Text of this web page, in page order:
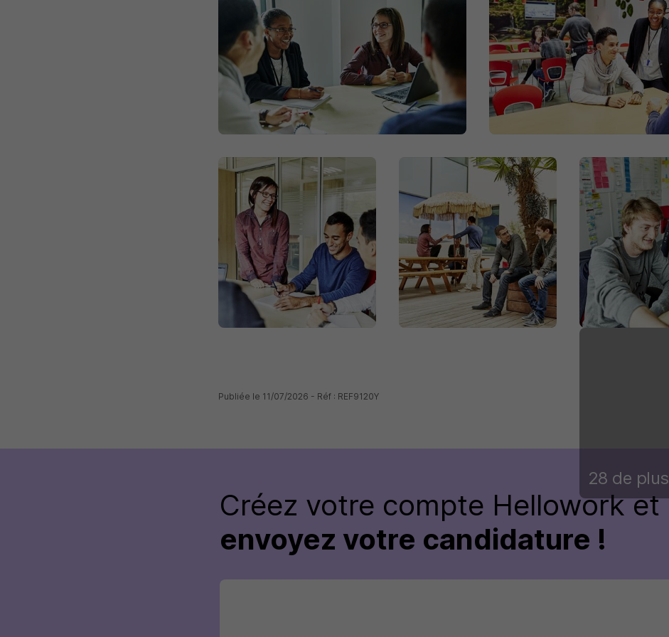
28 de plus
Publiée le 11/07/2026 - Réf : REF9120Y
Créez votre compte Hellowork et
envoyez votre candidature !